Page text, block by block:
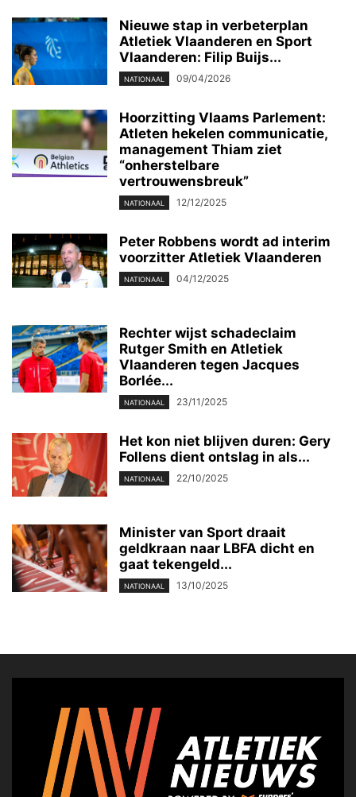
Nieuwe stap in verbeterplan
Atletiek Vlaanderen en Sport
Vlaanderen: Filip Buijs...
NATIONAAL 09/04/2026
Hoorzitting Vlaams Parlement:
Atleten hekelen communicatie,
management Thiam ziet
“onherstelbare
vertrouwensbreuk”
NATIONAAL 12/12/2025
Peter Robbens wordt ad interim
voorzitter Atletiek Vlaanderen
NATIONAAL 04/12/2025
Rechter wijst schadeclaim
Rutger Smith en Atletiek
Vlaanderen tegen Jacques
Borlée...
NATIONAAL 23/11/2025
Het kon niet blijven duren: Gery
Follens dient ontslag in als...
NATIONAAL 22/10/2025
Minister van Sport draait
geldkraan naar LBFA dicht en
gaat tekengeld...
NATIONAAL 13/10/2025